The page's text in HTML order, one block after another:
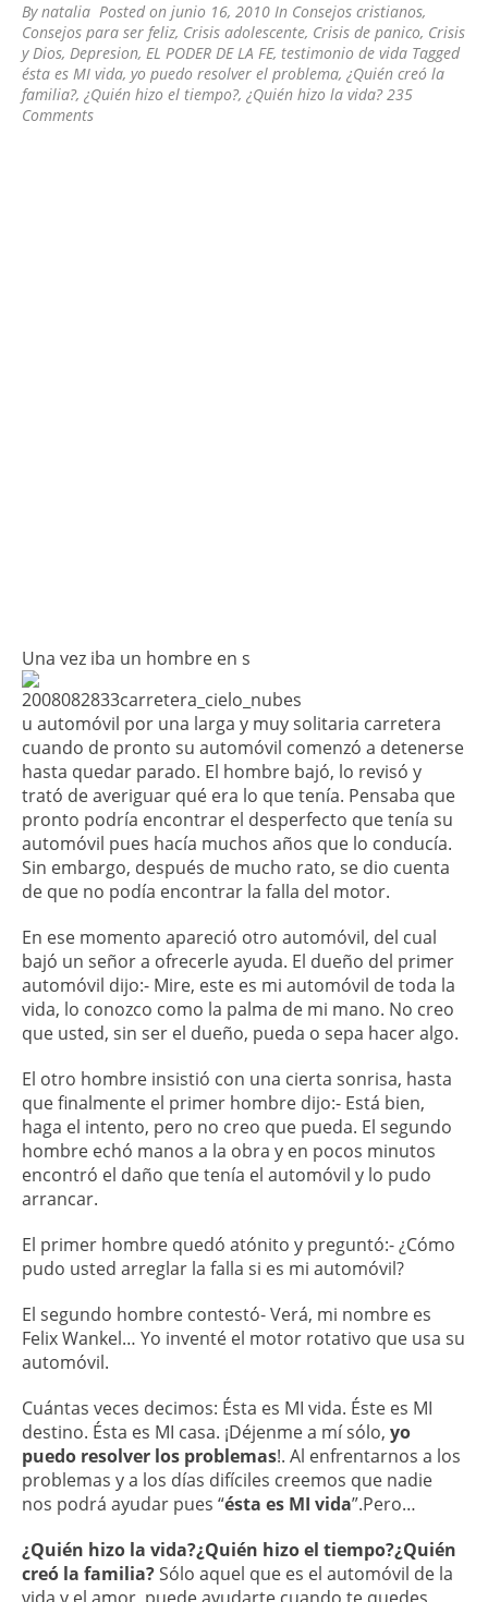
Bynatalia Posted on junio 16, 2010 In Consejos cristianos,
Consejos para ser feliz, Crisis adolescente, Crisis de panico, Crisis
y Dios, Depresion, EL PODER DE LA FE, testimonio de vida Tagged
ésta es MI vida, yo puedo resolver el problema, ¿Quién creó la
familia?, ¿Quién hizo el tiempo?, ¿Quién hizo la vida? 235
Comments
Una vez iba un hombre en s
u automóvil por una larga y muy solitaria carretera
cuando de pronto su automóvil comenzó a detenerse
hasta quedar parado. El hombre bajó, lo revisó y
trató de averiguar qué era lo que tenía. Pensaba que
pronto podría encontrar el desperfecto que tenía su
automóvil pues hacía muchos años que lo conducía.
Sin embargo, después de mucho rato, se dio cuenta
de que no podía encontrar la falla del motor.
En ese momento apareció otro automóvil, del cual
bajó un señor a ofrecerle ayuda. El dueño del primer
automóvil dijo:- Mire, este es mi automóvil de toda la
vida, lo conozco como la palma de mi mano. No creo
que usted, sin ser el dueño, pueda o sepa hacer algo.
El otro hombre insistió con una cierta sonrisa, hasta
que finalmente el primer hombre dijo:- Está bien,
haga el intento, pero no creo que pueda. El segundo
hombre echó manos a la obra y en pocos minutos
encontró el daño que tenía el automóvil y lo pudo
arrancar.
El primer hombre quedó atónito y preguntó:- ¿Cómo
pudo usted arreglar la falla si es mi automóvil?
El segundo hombre contestó- Verá, mi nombre es
Felix Wankel… Yo inventé el motor rotativo que usa su
automóvil.
Cuántas veces decimos: Ésta es MI vida. Éste es MI
destino. Ésta es MI casa. ¡Déjenme a mí sólo, yo
puedo resolver los problemas!. Al enfrentarnos a los
problemas y a los días difíciles creemos que nadie
nos podrá ayudar pues “ésta es MI vida”.Pero…
¿Quién hizo la vida?¿Quién hizo el tiempo?¿Quién
creó la familia?Sólo aquel que es el automóvil de la